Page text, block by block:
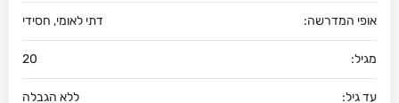
אופי המדרשה: דתי לאומי, חסידי
מגיל: 20
עד גיל: ללא הגבלה